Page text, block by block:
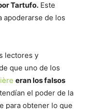
Tartufo. Este
apoderarse de los
lectores y
que uno de los
eran los falsos
el poder de la
para obtener lo que